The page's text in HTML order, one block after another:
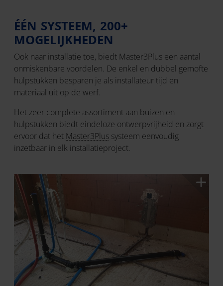
ÉÉN SYSTEEM, 200+
MOGELIJKHEDEN
Ook naar installatie toe, biedt Master3Plus een aantal
onmiskenbare voordelen. De enkel en dubbel gemofte
hulpstukken besparen je als installateur tijd en
materiaal uit op de werf.
Het zeer complete assortiment aan buizen en
hulpstukken biedt eindeloze ontwerpvrijheid en zorgt
ervoor dat het Master3Plus systeem eenvoudig
inzetbaar in elk installatieproject.